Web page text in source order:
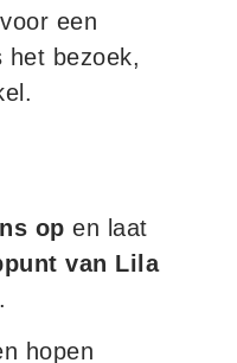
een
het bezoek,
op en laat
van Lila
hopen